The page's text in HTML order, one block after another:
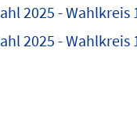
2025 - Wahlkreis
2025 - Wahlkreis